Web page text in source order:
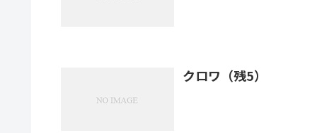
クロワ（残5）